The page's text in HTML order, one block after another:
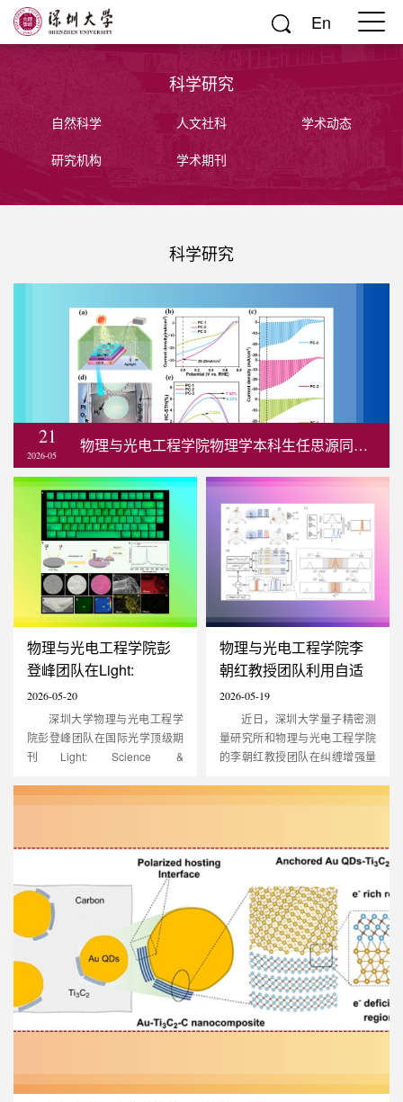
En
科学研究
自然科学 人文社科 学术动态
研究机构 学术期刊
科学研究
21
2026-05 物理与光电工程学院物理学本科生任思源同学以第一作者在自然指数期刊Chemi...
物理与光电工程学院彭
登峰团队在Light:
Science & Application发
表研究：...
2026-05-20
深圳大学物理与光电工程学
院彭登峰团队在国际光学顶级期
刊Light: Science &
刊）发表了题为“Self-
simple oxides: Al2O3:Cr”的研究
论文。论文第一作者为深圳大学
23级硕士生方子奕和张祺安,东南
大学潘孝凤博士。论文通讯作者
为深圳大学教授彭登峰，东南大
学教授巨明刚，华南理工大学教
授甘久林和香港城市大学教授王
锋，深圳大学为第一作者单位和
第一通讯单位。....
物理与光电工程学院李
朝红教授团队利用自适
应贝叶斯量子估计突破
纠缠增强...
2026-05-19
近日，深圳大学量子精密测
量研究所和物理与光电工程学院
的李朝红教授团队在纠缠增强量
团队联合中山大学研究人员创新
贝叶斯量子频率估计方案，有效
解决了纠缠增强量子传感器在高
精度与高动态范围之间难以兼顾
的难题。相关研究成果发表在中
国科学院物理学一区TOP期刊
Science China Physics,
Mechanics & Astronomy上，并
被该刊的研究亮点（R...